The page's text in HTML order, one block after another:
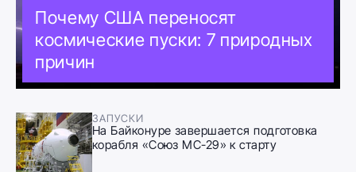
Почему США переносят
космические пуски: 7 природных
причин
ЗАПУСКИ
На Байконуре завершается подготовка
корабля «Союз МС-29» к старту